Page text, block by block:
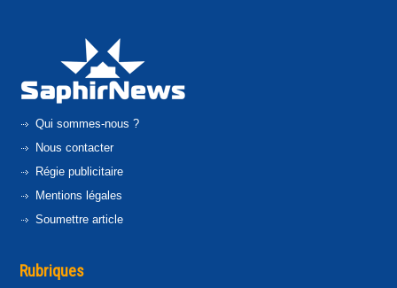
Qui sommes-nous ?
Nous contacter
Régie publicitaire
Mentions légales
Soumettre article
Rubriques